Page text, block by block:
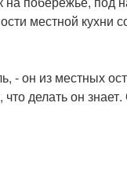
местной кухни
- он из местных
делать он